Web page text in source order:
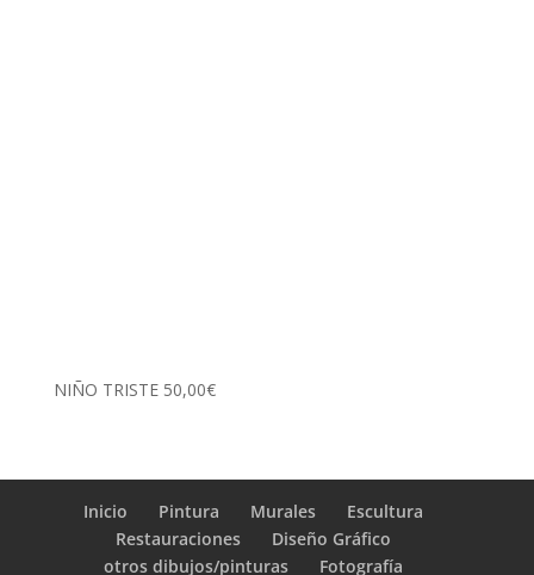
NIÑO TRISTE 50,00€
Inicio Pintura Murales
Escultura
Restauraciones
Diseño Gráfico
otros dibujos/pinturas
Fotografía